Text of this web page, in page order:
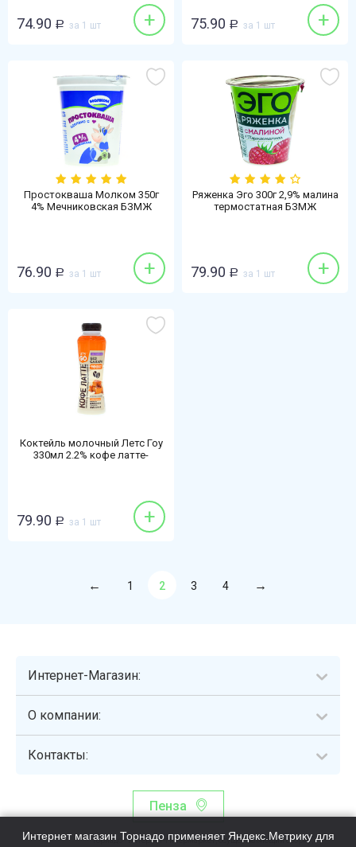
74.90 Р за 1 шт + 75.90 Р за 1 шт +
Простокваша Молком 350г
4% Мечниковская БЗМЖ
76.90 Р за 1 шт +
Ряженка Эго 300г 2,9% малина
термостатная БЗМЖ
79.90 Р за 1 шт +
Коктейль молочный Летс Гоу
330мл 2.2% кофе латте-
79.90 Р за 1 шт +
1 2 3 4
Интернет-Магазин:
О компании:
Контакты:
Пенза
Торнадо - интернет-гипермаркет, осуществляющий сборку,
Интернет магазин Торнадо применяет Яндекс.Метрику для